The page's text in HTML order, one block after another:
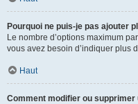
Pourquoi ne puis-je pas ajouter
Le nombre d’options maximum
vous avez besoin d’indiquer plus
Haut
Comment modifier ou supprimer